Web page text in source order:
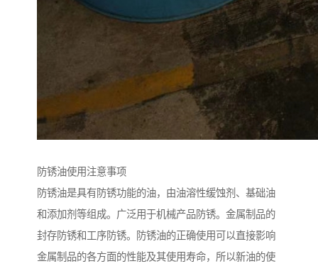
防锈油使用注意事项
防锈油是具有防锈功能的油，由油溶性缓蚀剂、基础油
和添加剂等组成。广泛用于机械产品防锈。金属制品的
封存防锈和工序防锈。防锈油的正确使用可以直接影响
金属制品的各方面的性能及其使用寿命，所以新油的使